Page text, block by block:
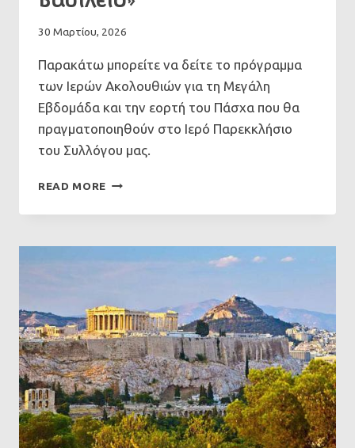
30 Μαρτίου, 2026
Παρακάτω μπορείτε να δείτε το πρόγραμμα
των Ιερών Ακολουθιών για τη Μεγάλη
Εβδομάδα και την εορτή του Πάσχα που θα
πραγματοποιηθούν στο Ιερό Παρεκκλήσιο
του Συλλόγου μας.
READ MORE ΙΕΡΈΣ
ΜΕΓΆΛΗΣ
2026
ΣΤΟΝ